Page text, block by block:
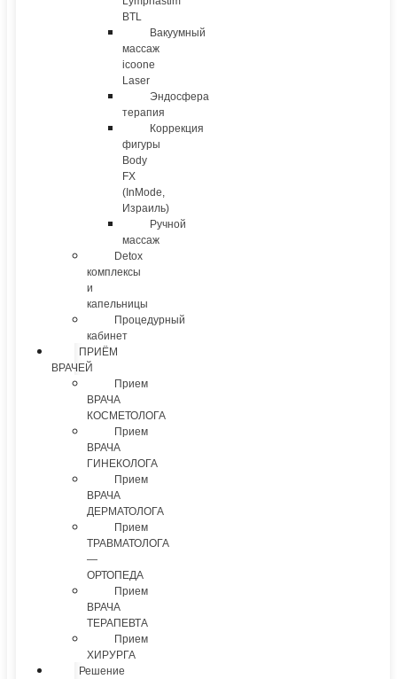
BTL
Вакуумный
массаж
icoone
Laser
Эндосфера
терапия
Коррекция
фигуры
Body
FX
(InMode,
Израиль)
Ручной
массаж
Detox
комплексы
и
капельницы
Процедурный
кабинет
ПРИЁМ
ВРАЧЕЙ
Прием
ВРАЧА
КОСМЕТОЛОГА
Прием
ВРАЧА
ГИНЕКОЛОГА
Прием
ВРАЧА
ДЕРМАТОЛОГА
Прием
ТРАВМАТОЛОГА
—
ОРТОПЕДА
Прием
ВРАЧА
ТЕРАПЕВТА
Прием
ХИРУРГА
Решение